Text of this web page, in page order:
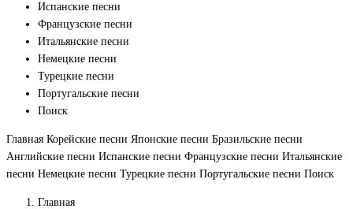
Испанские песни
Французские песни
Итальянские песни
Немецкие песни
Турецкие песни
Португальские песни
Поиск
Главная Корейские песни Японские песни Бразильские песни
Английские песни Испанские песни Французские песни Итальянские
песни Немецкие песни Турецкие песни Португальские песни Поиск
Главная